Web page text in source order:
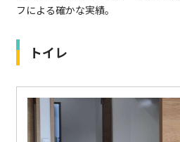
フによる確かな実績。
トイレ